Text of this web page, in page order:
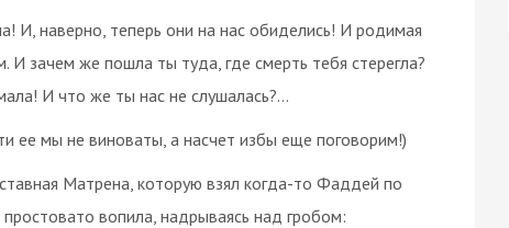
И, наверно, теперь они на нас обиделись! И родимая
И зачем же пошла ты туда, где смерть тебя стерегла?
И что же ты нас не слушалась?…
ее мы не виноваты, а насчет избы еще поговорим!)
Матрена, которую взял когда-то Фаддей по
вопила, надрываясь над гробом: